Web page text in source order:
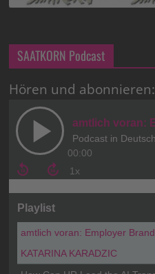
SAATKORN Podcast
Hören und abonnieren: